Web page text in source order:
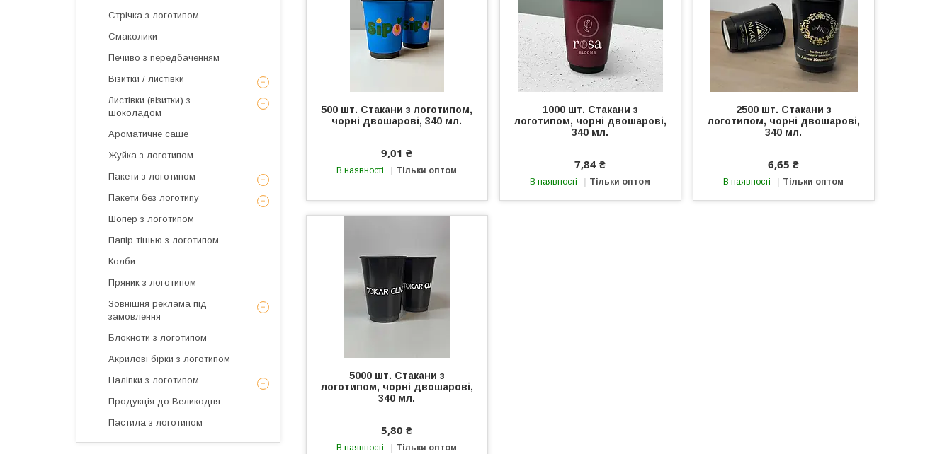
500 шт. Стакани з логотипом,
чорні двошарові, 340 мл.
9,01 ₴
В наявності Тільки оптом
1000 шт. Стакани з
логотипом, чорні двошарові,
340 мл.
7,84 ₴
В наявності Тільки оптом
2500 шт. Стакани з
логотипом, чорні двошарові,
340 мл.
6,65 ₴
В наявності Тільки оптом
5000 шт. Стакани з
логотипом, чорні двошарові,
340 мл.
5,80 ₴
В наявності Тільки оптом
Стрічка з логотипом
Смаколики
Печиво з передбаченням
Візитки / листівки
Листівки (візитки) з
шоколадом
Ароматичне саше
Жуйка з логотипом
Пакети з логотипом
Пакети без логотипу
Шопер з логотипом
Папір тішью з логотипом
Колби
Пряник з логотипом
Зовнішня реклама під
замовлення
Блокноти з логотипом
Акрилові бірки з логотипом
Наліпки з логотипом
Продукція до Великодня
Пастила з логотипом